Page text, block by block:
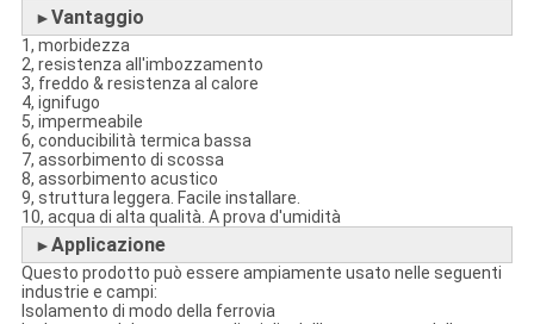
►Vantaggio
1, morbidezza
2, resistenza all'imbozzamento
3, freddo & resistenza al calore
4, ignifugo
5, impermeabile
6, conducibilità termica bassa
7, assorbimento di scossa
8, assorbimento acustico
9, struttura leggera. Facile installare.
10, acqua di alta qualità. A prova d'umidità
►Applicazione
Questo prodotto può essere ampiamente usato nelle seguenti
industrie e campi:
Isolamento di modo della ferrovia